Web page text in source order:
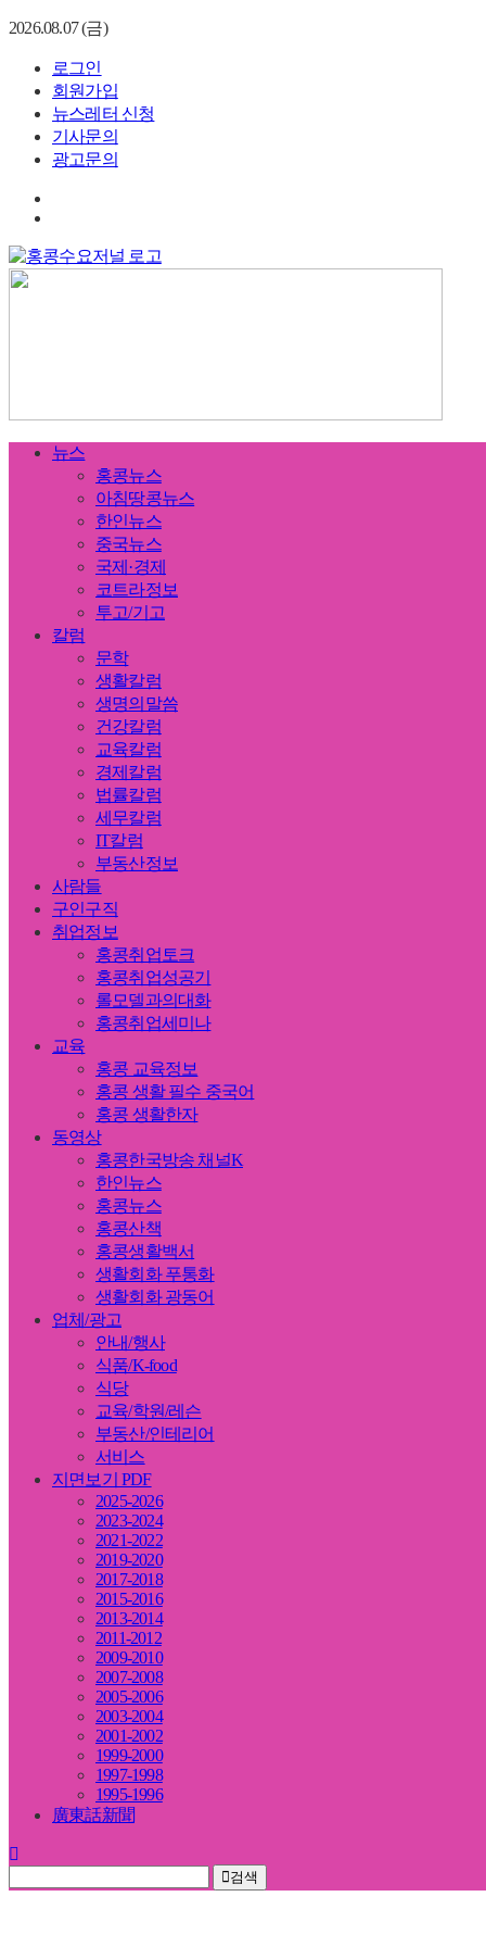
2026.08.07 (금)
로그인
회원가입
뉴스레터 신청
기사문의
광고문의
뉴스
홍콩뉴스
아침땅콩뉴스
한인뉴스
중국뉴스
국제·경제
코트라정보
투고/기고
칼럼
문학
생활칼럼
생명의말씀
건강칼럼
교육칼럼
경제칼럼
법률칼럼
세무칼럼
IT칼럼
부동산정보
사람들
구인구직
취업정보
홍콩취업토크
홍콩취업성공기
롤모델과의대화
홍콩취업세미나
교육
홍콩 교육정보
홍콩 생활 필수 중국어
홍콩 생활한자
동영상
홍콩한국방송 채널K
한인뉴스
홍콩뉴스
홍콩산책
홍콩생활백서
생활회화 푸통화
생활회화 광동어
업체/광고
안내/행사
식품/K-food
식당
교육/학원/레슨
부동산/인테리어
서비스
지면보기 PDF
2025-2026
2023-2024
2021-2022
2019-2020
2017-2018
2015-2016
2013-2014
2011-2012
2009-2010
2007-2008
2005-2006
2003-2004
2001-2002
1999-2000
1997-1998
1995-1996
廣東話新聞
검색